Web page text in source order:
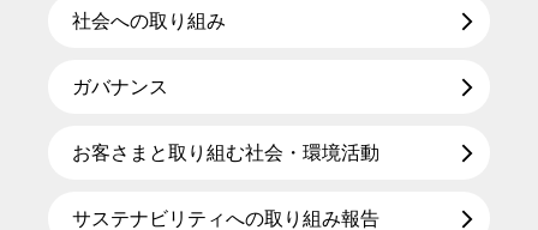
社会への取り組み
ガバナンス
お客さまと取り組む社会・環境活動
サステナビリティへの取り組み報告